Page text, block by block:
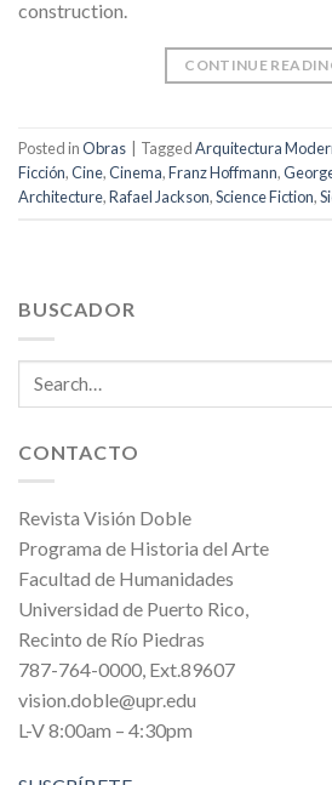
construction.
CONTINUE
Posted inObras TaggedArquitectura
Ficción,Cine,Cinema,Franz Hoffmann,
Architecture,Rafael Jackson,Science Fiction,
BUSCADOR
CONTACTO
Revista Visión Doble
Programa de Historia del Arte
Facultad de Humanidades
Universidad de Puerto Rico,
Recinto de Río Piedras
787-764-0000, Ext.89607
vision.doble@upr.edu
L-V 8:00am – 4:30pm